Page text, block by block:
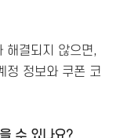
해결되지 않으면,
정 정보와 쿠폰 코